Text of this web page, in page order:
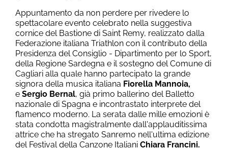
Appuntamento da non perdere per rivedere lo
spettacolare evento celebrato nella suggestiva
cornice del Bastione di Saint Remy, realizzato dalla
Federazione italiana Triathlon con il contributo della
Presidenza del Consiglio - Dipartimento per lo Sport,
della Regione Sardegna e il sostegno del Comune di
Cagliari alla quale hanno partecipato la grande
signora della musica italiana Fiorella Mannoia,
e Sergio Bernal, già primo ballerino del Balletto
nazionale di Spagna e incontrastato interprete del
flamenco moderno. La serata dalle mille emozioni è
stata condotta magistralmente dall'applauditissima
attrice che ha stregato Sanremo nell'ultima edizione
del Festival della Canzone Italiani Chiara Francini.